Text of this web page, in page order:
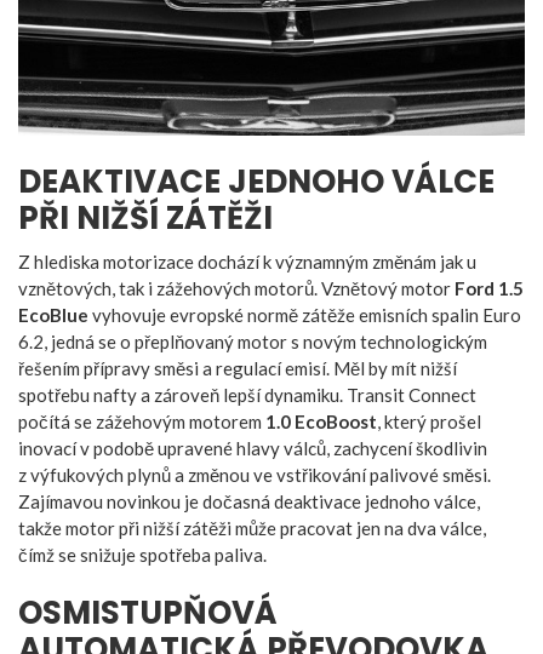
DEAKTIVACE JEDNOHO VÁLCE
PŘI NIŽŠÍ ZÁTĚŽI
Z hlediska motorizace dochází k významným změnám jak u
vznětových, tak i zážehových motorů. Vznětový motor Ford 1.5
EcoBlue vyhovuje evropské normě zátěže emisních spalin Euro
6.2, jedná se o přeplňovaný motor s novým technologickým
řešením přípravy směsi a regulací emisí. Měl by mít nižší
spotřebu nafty a zároveň lepší dynamiku. Transit Connect
počítá se zážehovým motorem 1.0 EcoBoost, který prošel
inovací v podobě upravené hlavy válců, zachycení škodlivin
z výfukových plynů a změnou ve vstřikování palivové směsi.
Zajímavou novinkou je dočasná deaktivace jednoho válce,
takže motor při nižší zátěži může pracovat jen na dva válce,
čímž se snižuje spotřeba paliva.
OSMISTUPŇOVÁ